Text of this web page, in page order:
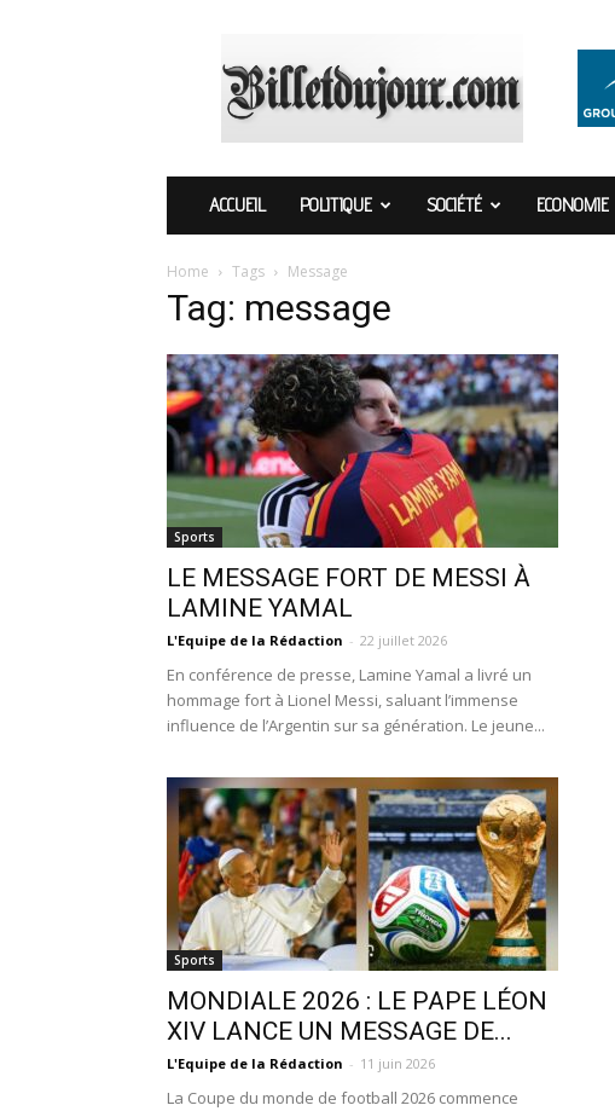
ACCUEIL POLITIQUE SOCIÉTÉ ECONOMIE
Home Tags Message
Tag: message
Sports
LE MESSAGE FORT DE MESSI À
LAMINE YAMAL
L'Equipe de la Rédaction - 22 juillet 2026
En conférence de presse, Lamine Yamal a livré un
hommage fort à Lionel Messi, saluant l’immense
influence de l’Argentin sur sa génération. Le jeune...
Sports
MONDIALE 2026 : LE PAPE LÉON
XIV LANCE UN MESSAGE DE...
L'Equipe de la Rédaction - 11 juin 2026
La Coupe du monde de football 2026 commence